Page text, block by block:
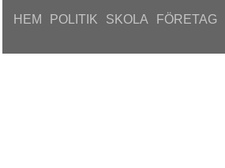
HEM POLITIK SKOLA FÖRETAG